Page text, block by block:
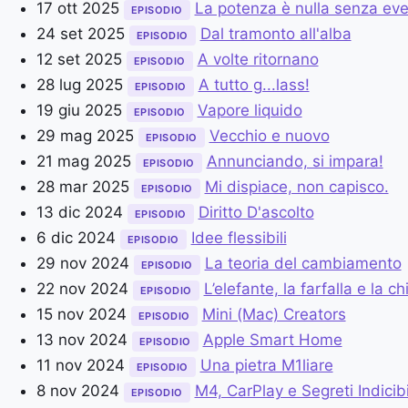
17 ott 2025
EPISODIO
La potenza è nulla senza
24 set 2025
EPISODIO
Dal tramonto all'alba
12 set 2025
EPISODIO
A volte ritornano
28 lug 2025
EPISODIO
A tutto g...lass!
19 giu 2025
EPISODIO
Vapore liquido
29 mag 2025
EPISODIO
Vecchio e nuovo
21 mag 2025
EPISODIO
Annunciando, si impara!
28 mar 2025
EPISODIO
Mi dispiace, non capisco.
13 dic 2024
EPISODIO
Diritto D'ascolto
6 dic 2024
EPISODIO
Idee flessibili
29 nov 2024
EPISODIO
La teoria del cambiamento
22 nov 2024
EPISODIO
L’elefante, la farfalla e la
15 nov 2024
EPISODIO
Mini (Mac) Creators
13 nov 2024
EPISODIO
Apple Smart Home
11 nov 2024
EPISODIO
Una pietra M1liare
8 nov 2024
EPISODIO
M4, CarPlay e Segreti